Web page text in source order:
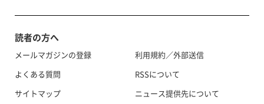
読者の方へ
メールマガジンの登録
よくある質問
サイトマップ
利用規約／外部送信
RSSについて
ニュース提供先について